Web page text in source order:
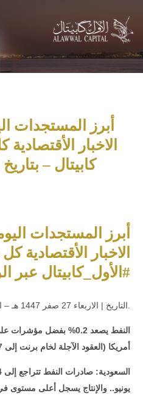
أبرز المستجدات
الاخبار
كابيتال – بتاريخ 21-08-2025م
أبرز المستجدات
الاخبار الأقتصادية
#الأول_كابيتال عبر
.التاريخ | الاربعاء 27 صفر 1447 هـ – الموافق 21 اغسطس 2025م
النفط يصعد 0.2% بفضل
أمريكا (العقود الآجلة لخام برنت إلى 67 دولارا للبرميل)
يونيو.. والإنتاج يسجل أعلى مستوى